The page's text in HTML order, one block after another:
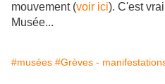
mouvement (voir ici). C'est
Musée...
#musées #Grèves -